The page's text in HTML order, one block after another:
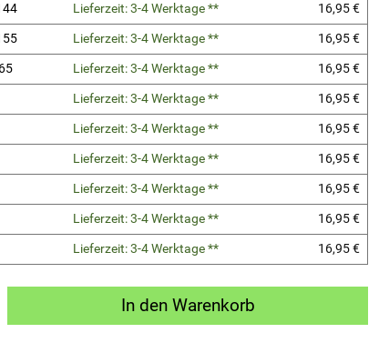
Lieferzeit: 3-4 Werktage **
16,95 €
Lieferzeit: 3-4 Werktage **
16,95 €
Lieferzeit: 3-4 Werktage **
16,95 €
Lieferzeit: 3-4 Werktage **
16,95 €
Lieferzeit: 3-4 Werktage **
16,95 €
Lieferzeit: 3-4 Werktage **
16,95 €
Lieferzeit: 3-4 Werktage **
16,95 €
Lieferzeit: 3-4 Werktage **
16,95 €
Lieferzeit: 3-4 Werktage ** 16,95 €
In den Warenkorb